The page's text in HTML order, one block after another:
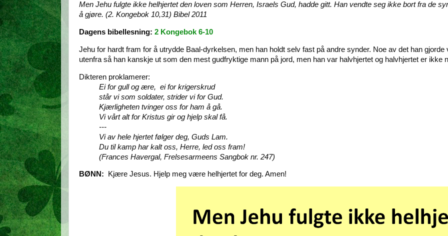
Men Jehu fulgte ikke helhjertet den loven som Herren, Israels Gud, hadde gitt. Han vendte seg ikke bort fra de
å gjøre. (2. Kongebok 10,31) Bibel 2011
Dagens bibellesning: 2 Kongebok 6-10
Jehu for hardt fram for å utrydde Baal-dyrkelsen, men han holdt selv fast på andre synder. Noe av det han
utenfra så han kanskje ut som den mest gudfryktige mann på jord, men han var halvhjertet og halvhjertet er ikke
Dikteren proklamerer:
Ei for gull og ære, ei for krigerskrud
står vi som soldater, strider vi for Gud.
Kjærligheten tvinger oss for ham å gå.
Vi vårt alt for Kristus gir og hjelp skal få.
---
Vi av hele hjertet følger deg, Guds Lam.
Du til kamp har kalt oss, Herre, led oss fram!
(Frances Havergal, Frelsesarmeens Sangbok nr. 247)
BØNN: Kjære Jesus. Hjelp meg være helhjertet for deg. Amen!